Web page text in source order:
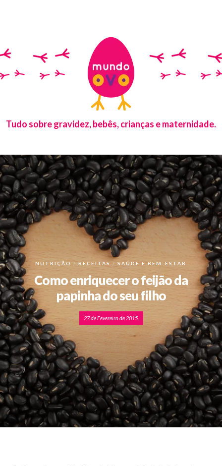
Tudo sobre gravidez, bebês, crianças e maternidade.
NUTRIÇÃO RECEITAS SAÚDE E BEM-ESTAR
Como enriquecer o feijão da
papinha do seu filho
27 de Fevereiro de 2015